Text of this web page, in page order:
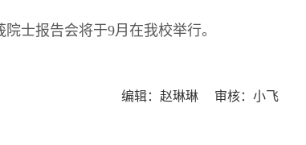
士报告会将于9月在我校举行。
编辑：赵琳琳 审核：小飞